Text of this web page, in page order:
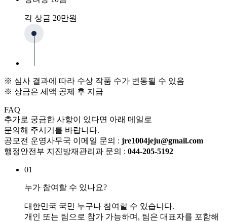
각 상금 20만원
※ 심사 결과에 따라 수상 작품 수가 변동될 수 있음
※ 상금은 세액 공제 후 지급
FAQ
추가로 궁금한 사항이 있다면 아래 메일로
문의해 주시기를 바랍니다.
공모전 운영사무국 이메일 문의 : jre1004jeju@gmail.com
행정안전부 지진방재관리과 문의 : 044-205-5192
01
누가 참여할 수 있나요?
대한민국 국민 누구나 참여할 수 있습니다.
개인 또는 팀으로 참가 가능하며, 팀은 대표자를 포함해